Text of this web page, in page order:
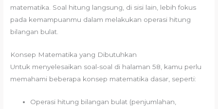
matematika. Soal hitung langsung, di sisi lain, lebih fokus
pada kemampuanmu dalam melakukan operasi hitung
bilangan bulat.
Konsep Matematika yang Dibutuhkan
Untuk menyelesaikan soal-soal di halaman 58, kamu perlu
memahami beberapa konsep matematika dasar, seperti:
Operasi hitung bilangan bulat (penjumlahan,